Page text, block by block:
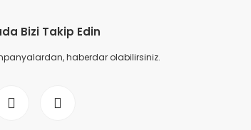
Bizi Takip Edin
haberdar olabilirsiniz.